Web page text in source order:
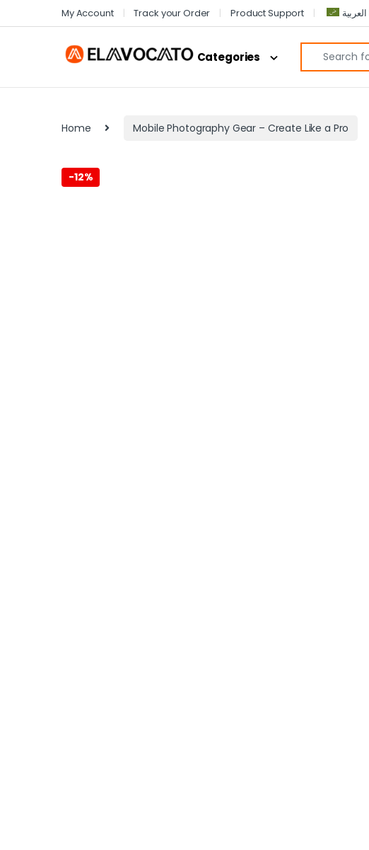
My Account Track your Order Product Support العربية
Categories
Home Mobile Photography Gear – Create Like a Pro
-12%